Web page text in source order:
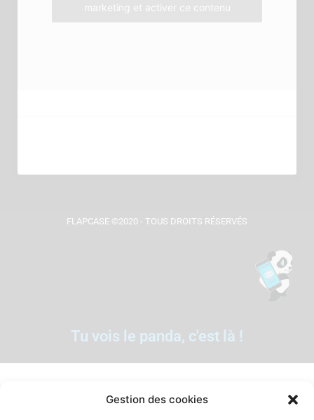
Gestion des cookies
marketing et activer ce contenu
FLAPCASE ©2020 - TOUS DROITS RÉSERVÉS
Tu vois le panda, c'est là !